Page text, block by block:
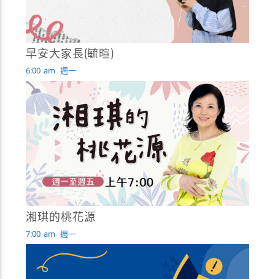
早安大家長(毓暄)
6:00 am 週一
湘琪的桃花源
7:00 am 週一